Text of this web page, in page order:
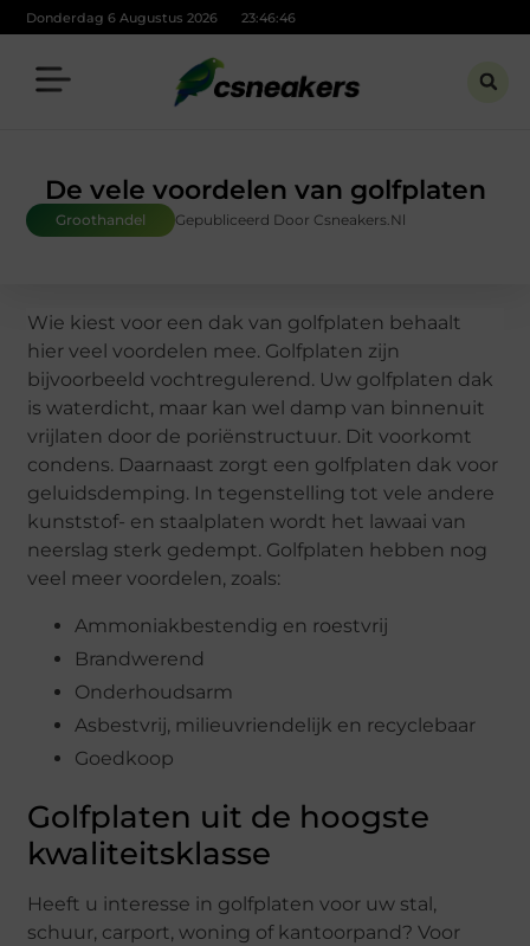
Donderdag 6 Augustus 2026 23:46:46
De vele voordelen van golfplaten
Groothandel Gepubliceerd Door Csneakers.nl
Wie kiest voor een dak van golfplaten behaalt
hier veel voordelen mee. Golfplaten zijn
bijvoorbeeld vochtregulerend. Uw golfplaten dak
is waterdicht, maar kan wel damp van binnenuit
vrijlaten door de poriënstructuur. Dit voorkomt
condens. Daarnaast zorgt een golfplaten dak voor
geluidsdemping. In tegenstelling tot vele andere
kunststof- en staalplaten wordt het lawaai van
neerslag sterk gedempt. Golfplaten hebben nog
veel meer voordelen, zoals:
Ammoniakbestendig en roestvrij
Brandwerend
Onderhoudsarm
Asbestvrij, milieuvriendelijk en recyclebaar
Goedkoop
Golfplaten uit de hoogste
kwaliteitsklasse
Heeft u interesse in golfplaten voor uw stal,
schuur, carport, woning of kantoorpand? Voor